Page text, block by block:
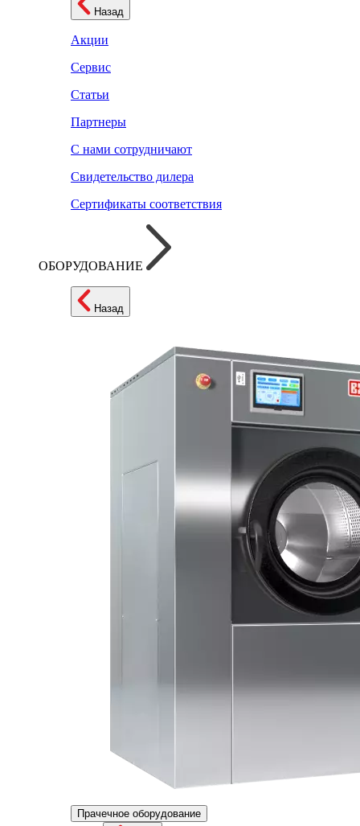
Назад
Акции
Сервис
Статьи
Партнеры
С нами сотрудничают
Свидетельство дилера
Сертификаты соответствия
ОБОРУДОВАНИЕ
Назад
Прачечное оборудование